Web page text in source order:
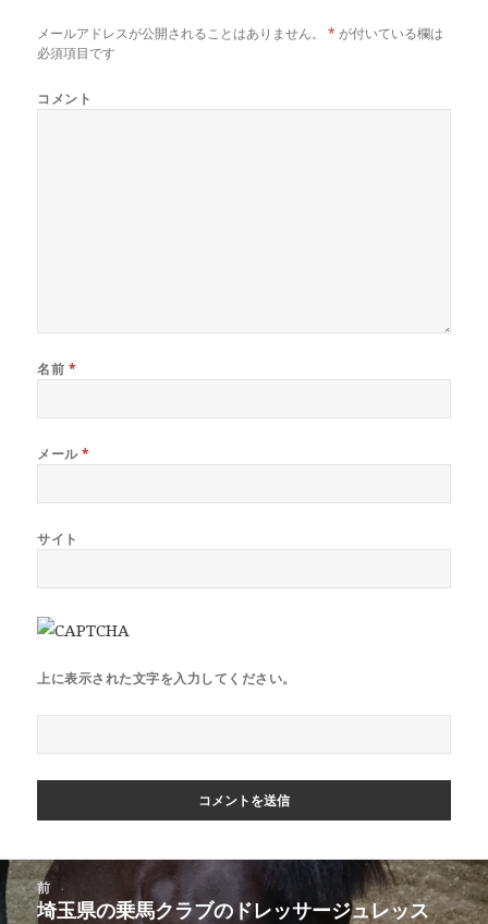
メールアドレスが公開されることはありません。 * が付いている欄は
必須項目です
コメント
名前 *
メール*
サイト
上に表示された文字を入力してください。
投
稿
前
前
埼玉県の乗馬クラブのドレッサージュレッス